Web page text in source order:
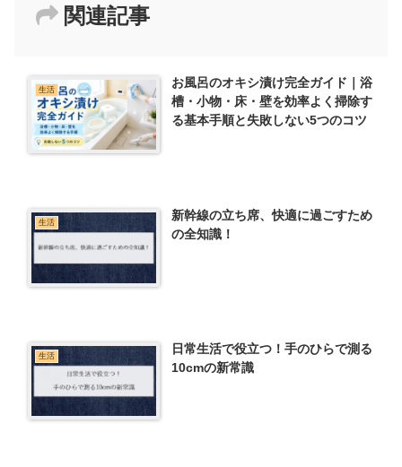
関連記事
生活
お風呂のオキシ漬け完全ガイド｜浴
槽・小物・床・壁を効率よく掃除す
る基本手順と失敗しない5つのコツ
生活
新幹線の立ち席、快適に過ごすため
の全知識！
生活
日常生活で役立つ！手のひらで測る
10cmの新常識